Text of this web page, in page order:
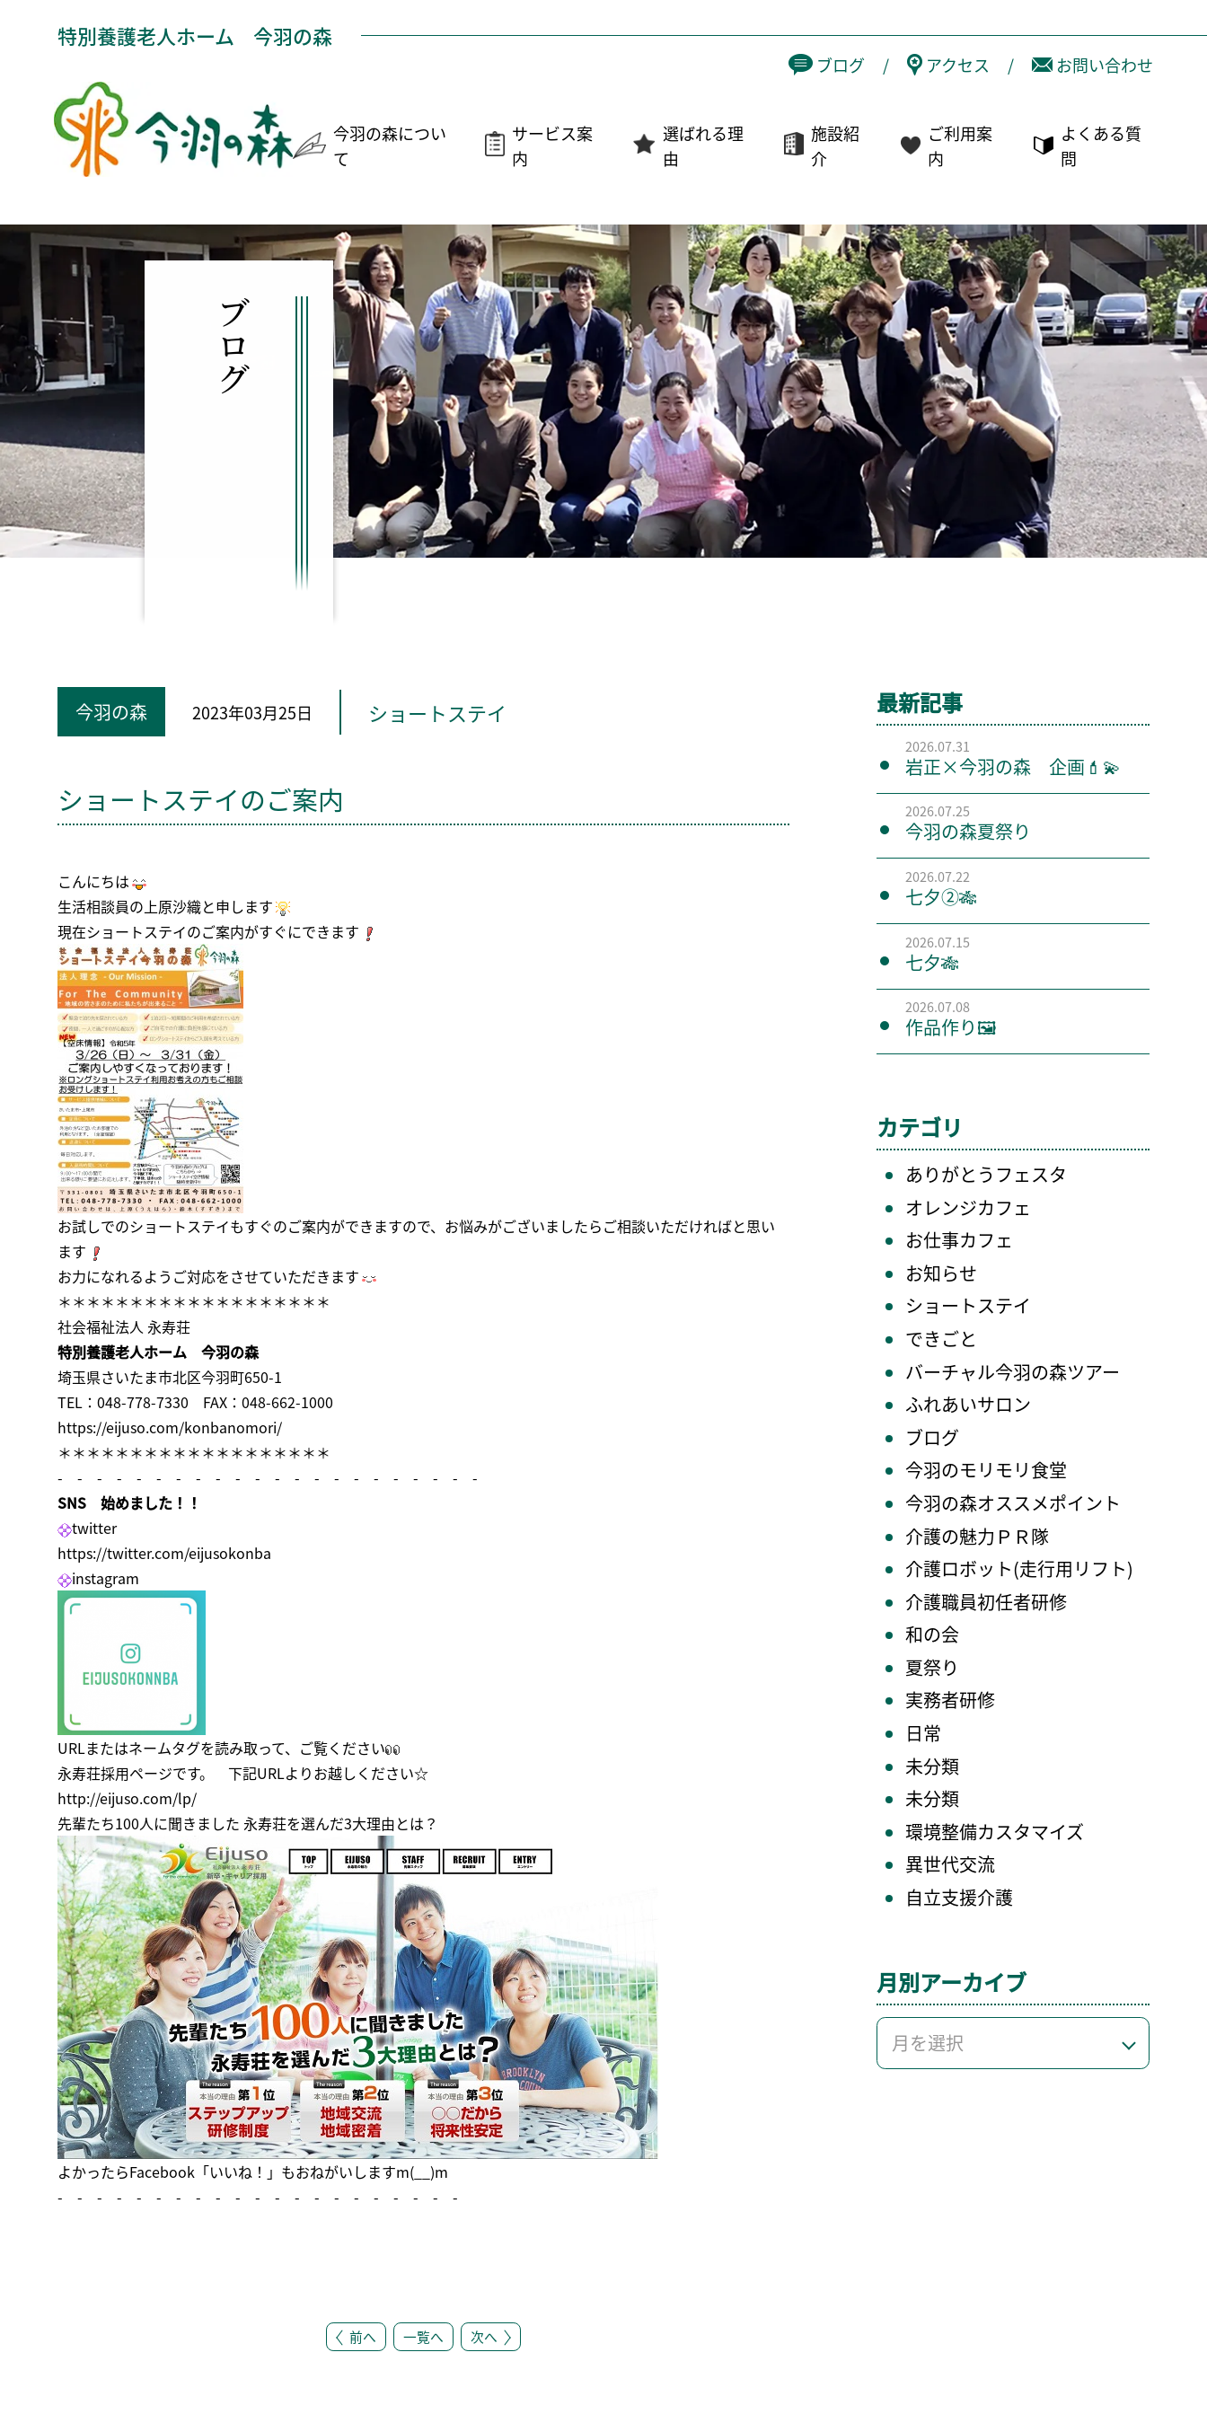
特別養護老人ホーム 今羽の森
ブログ / アクセス / お問い合わせ
今羽の森につい
て
サービス案
内
選ばれる理
由
施設紹
介
ご利用案
内
よくある質
問
ブログ
今羽の森 2023年03月25日 ショートステイ
ショートステイのご案内
こんにちは
生活相談員の上原沙織と申します
現在ショートステイのご案内がすぐにできます
お試しでのショートステイもすぐのご案内ができますので、お悩みがございましたらご相談いただければと思い
ます
お力になれるようご対応をさせていただきます
＊＊＊＊＊＊＊＊＊＊＊＊＊＊＊＊＊＊＊
社会福祉法人 永寿荘
特別養護老人ホーム 今羽の森
埼玉県さいたま市北区今羽町650-1
TEL：048-778-7330 FAX：048-662-1000
https://eijuso.com/konbanomori/
＊＊＊＊＊＊＊＊＊＊＊＊＊＊＊＊＊＊＊
- - - - - - - - - - - - - - - - - - - - - -
SNS 始めました！！
twitter
https://twitter.com/eijusokonba
instagram
URLまたはネームタグを読み取って、ご覧ください
永寿荘採用ページです。 下記URLよりお越しください☆
http://eijuso.com/lp/
先輩たち100人に聞きました 永寿荘を選んだ3大理由とは？
よかったらFacebook「いいね！」 もおねがいしますm(__)m
- - - - - - - - - - - - - - - - - - - - -
前へ 一覧へ 次へ
最新記事
2026.07.31
岩正×今羽の森 企画💄💫
2026.07.25
今羽の森夏祭り
2026.07.22
七夕②🎋
2026.07.15
七夕🎋
2026.07.08
作品作り🖼️
カテゴリ
ありがとうフェスタ
オレンジカフェ
お仕事カフェ
お知らせ
ショートステイ
できごと
バーチャル今羽の森ツアー
ふれあいサロン
ブログ
今羽のモリモリ食堂
今羽の森オススメポイント
介護の魅力ＰＲ隊
介護ロボット(走行用リフト)
介護職員初任者研修
和の会
夏祭り
実務者研修
日常
未分類
未分類
環境整備カスタマイズ
異世代交流
自立支援介護
月別アーカイブ